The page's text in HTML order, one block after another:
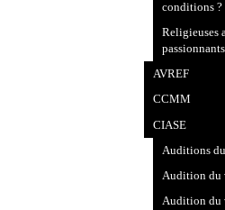
conditions ?
Religieuses
AVREF
CCMM
CIASE
Auditions
Audition du
Audition du